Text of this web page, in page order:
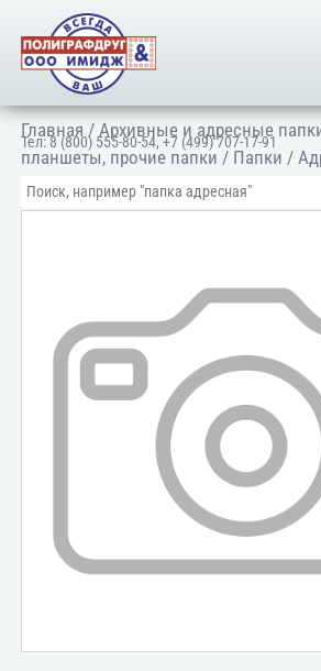
Тел:8 (800) 555-80-54,+7 (499) 707-17-91
Главная /Архивные и адресные
планшеты, прочие папки / Папки /
Папка адресная деловая/